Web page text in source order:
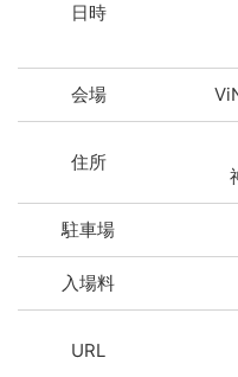
日時
会場
住所
駐車場
入場料
URL